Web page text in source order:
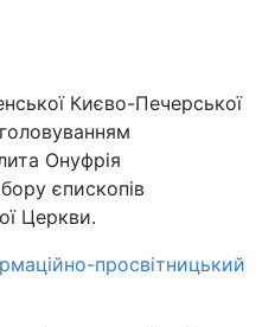
Харків
Наука
Києво-Печерської
Онуфрія
єпископів
Церкви.
просвітницький